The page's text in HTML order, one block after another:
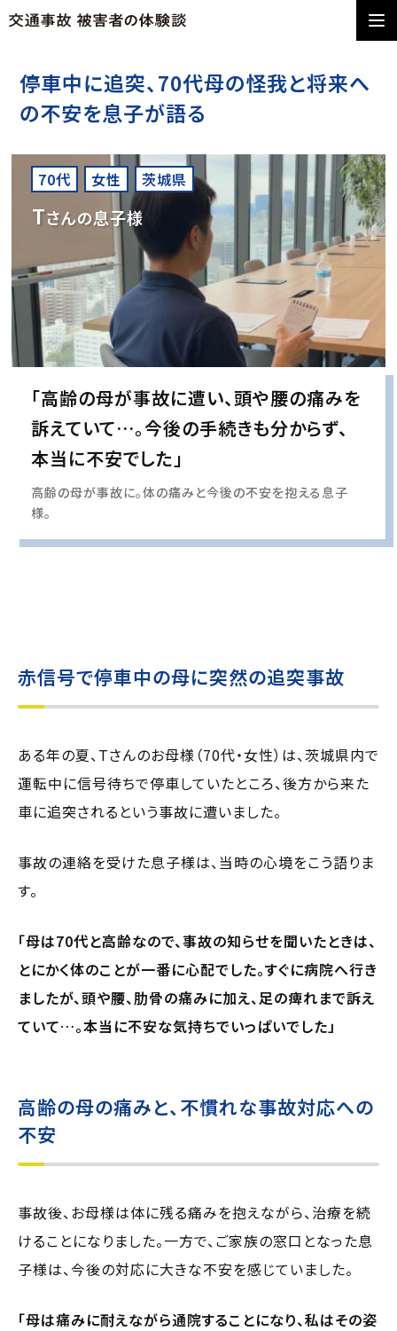
停車中に追突、70代母の怪我と将来へ
の不安を息子が語る
70代 女性 茨城県
Tさんの息子様
「高齢の母が事故に遭い、頭や腰の痛みを
訴えていて…。今後の手続きも分からず、
本当に不安でした」
高齢の母が事故に。体の痛みと今後の不安を抱える息子
様。
赤信号で停車中の母に突然の追突事故
ある年の夏、Tさんのお母様（70代・女性）は、茨城県内で
運転中に信号待ちで停車していたところ、後方から来た
車に追突されるという事故に遭いました。
事故の連絡を受けた息子様は、当時の心境をこう語りま
す。
「母は70代と高齢なので、事故の知らせを聞いたときは、
とにかく体のことが一番に心配でした。すぐに病院へ行き
ましたが、頭や腰、肋骨の痛みに加え、足の痺れまで訴え
ていて…。本当に不安な気持ちでいっぱいでした」
高齢の母の痛みと、不慣れな事故対応への
不安
事故後、お母様は体に残る痛みを抱えながら、治療を続
けることになりました。一方で、ご家族の窓口となった息
子様は、今後の対応に大きな不安を感じていました。
「母は痛みに耐えながら通院することになり、私はその姿